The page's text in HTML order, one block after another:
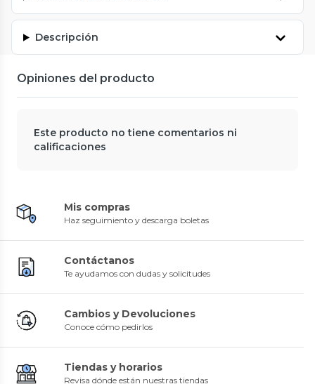
Descripción
Opiniones del producto
Este producto no tiene comentarios ni
calificaciones
Mis compras
Haz seguimiento y descarga boletas
Contáctanos
Te ayudamos con dudas y solicitudes
Cambios y Devoluciones
Conoce cómo pedirlos
Tiendas y horarios
Revisa dónde están nuestras tiendas